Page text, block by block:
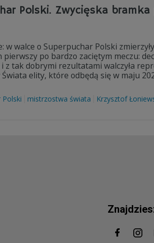
Polski. Zwycięska
walce o Superpuchar Polski zmierzyły
po bardzo zaciętym meczu:
z tak dobrymi rezultatami walczyła
elity, które odbędą się w maju
Polski mistrzostwa świata
Krzysztof